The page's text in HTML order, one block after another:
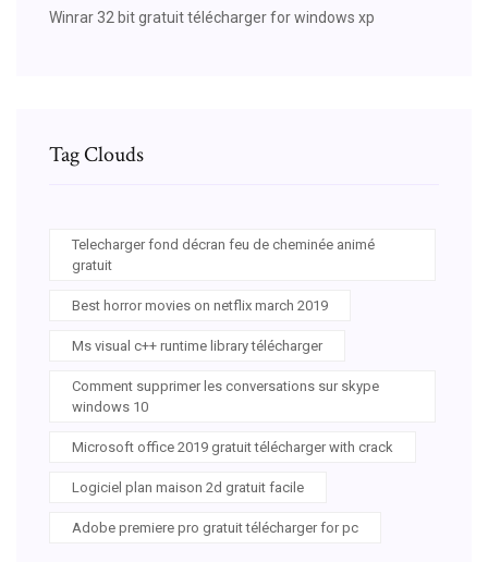
Winrar 32 bit gratuit télécharger for windows xp
Tag Clouds
Telecharger fond décran feu de cheminée animé
gratuit
Best horror movies on netflix march 2019
Ms visual c++ runtime library télécharger
Comment supprimer les conversations sur skype
windows 10
Microsoft office 2019 gratuit télécharger with crack
Logiciel plan maison 2d gratuit facile
Adobe premiere pro gratuit télécharger for pc